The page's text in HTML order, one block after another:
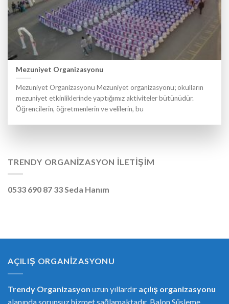
Mezuniyet Organizasyonu
Mezuniyet Organizasyonu Mezuniyet organizasyonu; okulların
mezuniyet etkinliklerinde yaptığımız aktiviteler bütünüdür.
Öğrencilerin, öğretmenlerin ve velilerin, bu
TRENDY ORGANIZASYON İLETIŞIM
0533 690 87 33 Seda Hanım
AÇILIŞ ORGANIZASYONU
Trendy Organizasyon uzun yıllardır açılış organizasyonu
alanında sorunsuz hizmet sağlamaktadır. Balon Süsleme,